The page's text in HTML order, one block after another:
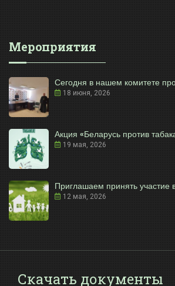
Мероприятия
Сегодня в нашем комитете
18 июня, 2026
Акция «Беларусь против
19 мая, 2026
Приглашаем принять
12 мая, 2026
Скачать документы